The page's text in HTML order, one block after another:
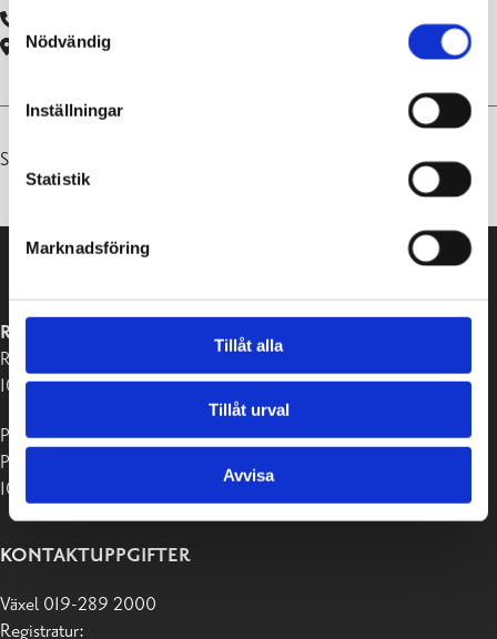
Samtyckesval
Nödvändig
Inställningar
Statistik
Marknadsföring
Tillåt alla
Tillåt urval
Avvisa
Kvarnvägen 29, 10300 Karis
Senast uppdaterad 06.02.2026
RASEBORGS STAD
Raseborgsvägen 37
10650 Ekenäs
Postadress:
PB 58
10611 Raseborg
KONTAKTUPPGIFTER
Växel 019-289 2000
Registratur: